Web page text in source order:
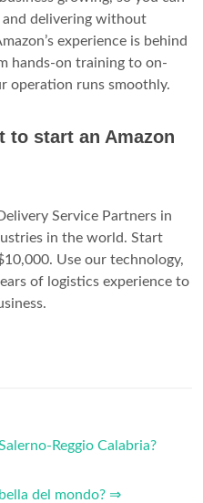
delivering without
experience is behind
hands-on training to on-
operation runs smoothly.
to start an Amazon
Service Partners in
in the world. Start
Use our technology,
of logistics experience to
Reggio Calabria?
del mondo? ⇒